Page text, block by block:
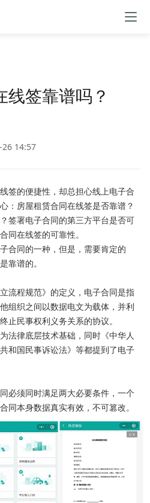
线签靠谱吗？
14:57
签的便捷性，却总担心线上电子合
：房屋租赁合同在线签是否靠谱？
签署电子合同的第三方平台是否可
同在线签的可靠性。
合同的一种，但是，需要肯定的
靠谱的。
流程规范》的定义，电子合同是指
组织之间以数据电文为载体，并利
止民事权利义务关系的协议。
法律底层技术基础，同时《中华人
和国民事诉讼法》等都提到了电子
必须同时满足两大必要条件，一个
同本身数据真实有效，不可篡改。